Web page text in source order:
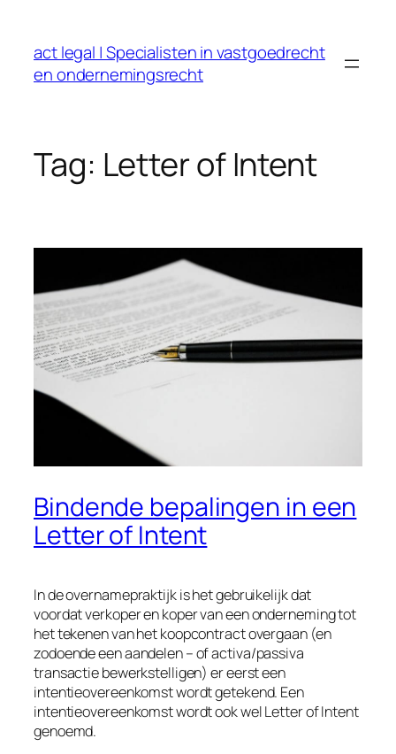
inhoud
act legal | Specialisten in vastgoedrecht
en ondernemingsrecht
Tag: Letter of Intent
Bindende bepalingen in een
Letter of Intent
In de overnamepraktijk is het gebruikelijk dat
voordat verkoper en koper van een onderneming tot
het tekenen van het koopcontract overgaan (en
zodoende een aandelen – of activa/passiva
transactie bewerkstelligen) er eerst een
intentieovereenkomst wordt getekend. Een
intentieovereenkomst wordt ook wel Letter of Intent
genoemd.